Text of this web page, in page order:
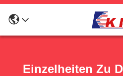
Einzelheiten Zu